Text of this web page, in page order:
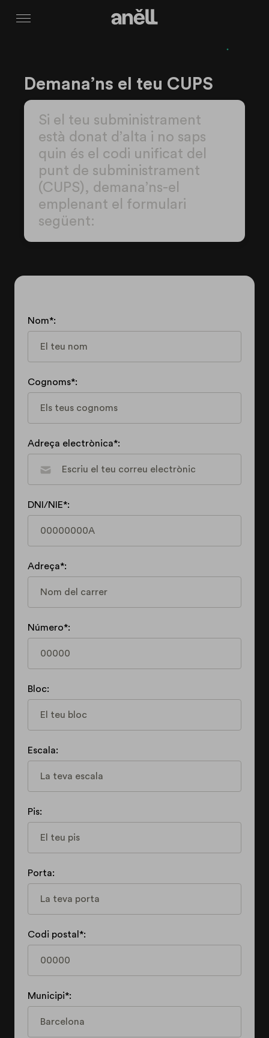
Menú
Demana’ns el teu CUPS
Si el teu subministrament
està donat d’alta i no saps
quin és el codi unificat del
punt de subministrament
(CUPS), demana’ns-el
emplenant el formulari
següent:
Nom*:
Cognoms*:
Adreça electrònica*:
DNI/NIE*:
Adreça*:
Número*:
Bloc:
Escala:
Pis:
Porta:
Codi postal*:
Municipi*: